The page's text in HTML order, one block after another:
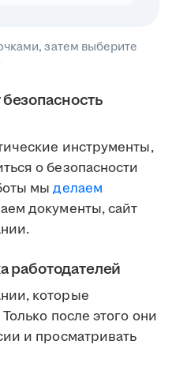
затем выберите
инструменты,
о безопасности
мыделаем
документы, сайт
работодателей
которые
после этого они
и просматривать